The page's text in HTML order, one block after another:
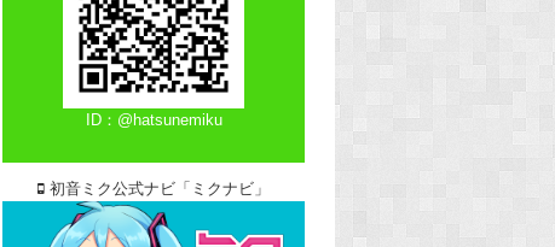
ID：@hatsunemiku
初音ミク公式ナビ「ミクナビ」